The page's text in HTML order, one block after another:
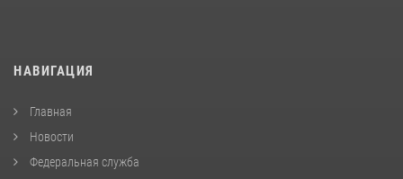
НАВИГАЦИЯ
Главная
Новости
Федеральная служба